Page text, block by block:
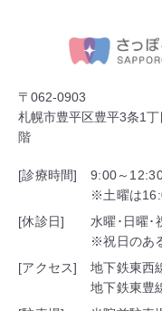
〒062-0903
札幌市豊平区豊平3条1
階
[診療時間]
9:00～
※土曜は
[休診日]
水曜･日曜･
※祝日のあ
[アクセス]
地下鉄東西
地下鉄東豊